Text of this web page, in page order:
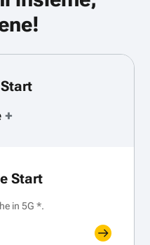
+
Start
in 5G *.